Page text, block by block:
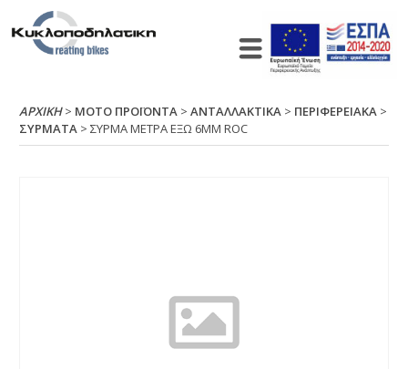
ΑΡΧΙΚΉ> ΜΟΤΟ ΠΡΟΪΟΝΤΑ >ΑΝΤΑΛΛΑΚΤΙΚΑ > ΠΕΡΙΦΕΡΕΙΑΚΑ >
ΣΥΡΜΑΤΑ > ΣΥΡΜΑ ΜΕΤΡΑ ΕΞΩ 6ΜΜ RΟC